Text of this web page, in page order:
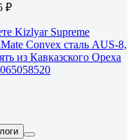
₽
Kizlyar Supreme
Convex сталь AUS-8,
из Кавказского Ореха